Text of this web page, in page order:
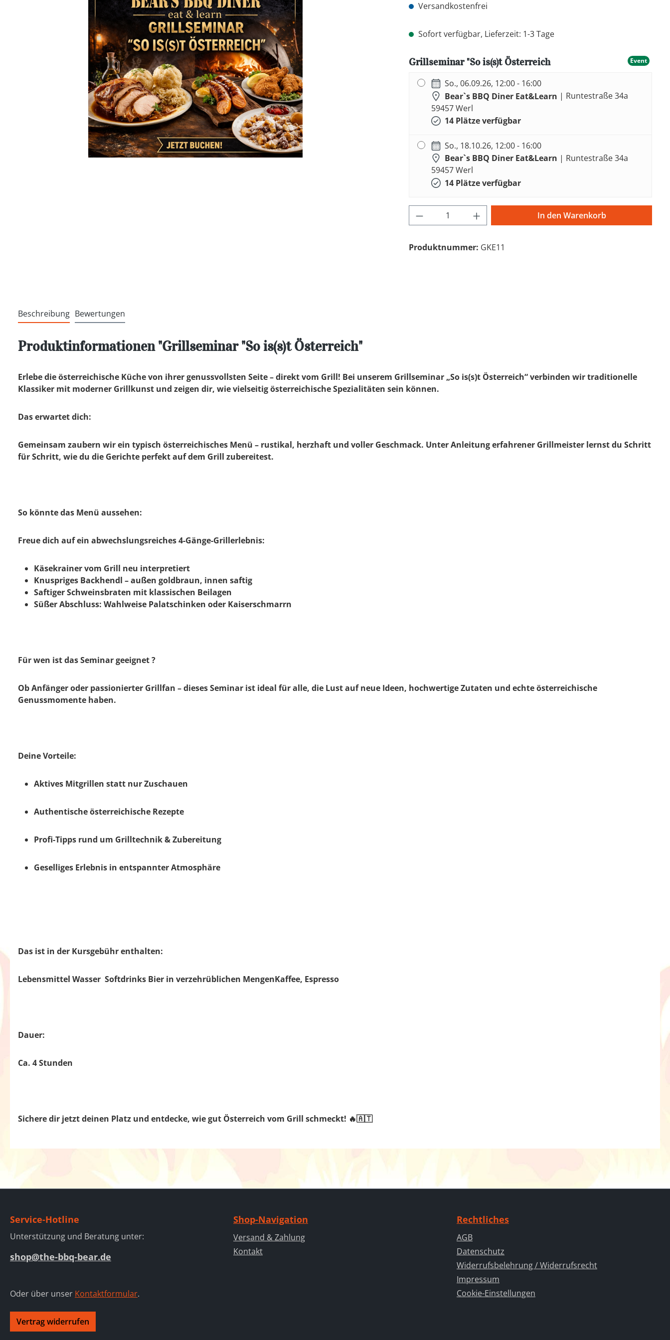
Versandkostenfrei
Sofort verfügbar, Lieferzeit: 1-3 Tage
Grillseminar "So is(s)t Österreich Event
So., 06.09.26, 12:00 - 16:00
Bear`s BBQ Diner Eat&Learn | Runtestraße 34a
59457 Werl
14 Plätze verfügbar
So., 18.10.26, 12:00 - 16:00
Bear`s BBQ Diner Eat&Learn | Runtestraße 34a
59457 Werl
14 Plätze verfügbar
Produkt Anzahl: Gib den gewünschten Wert
In den Warenkorb
Produktnummer: GKE11
Beschreibung Bewertungen
Produktinformationen "Grillseminar "So is(s)t Österreich"
Erlebe die österreichische Küche von ihrer genussvollsten Seite – direkt vom Grill! Bei unserem Grillseminar „So is(s)t Österreich“ verbinden wir traditionelle
Klassiker mit moderner Grillkunst und zeigen dir, wie vielseitig österreichische Spezialitäten sein können.
Das erwartet dich:
Gemeinsam zaubern wir ein typisch österreichisches Menü – rustikal, herzhaft und voller Geschmack. Unter Anleitung erfahrener Grillmeister lernst du Schritt
für Schritt, wie du die Gerichte perfekt auf dem Grill zubereitest.
So könnte das Menü aussehen:
Freue dich auf ein abwechslungsreiches 4-Gänge-Grillerlebnis:
Käsekrainer vom Grill neu interpretiert
Knuspriges Backhendl – außen goldbraun, innen saftig
Saftiger Schweinsbraten mit klassischen Beilagen
Süßer Abschluss: Wahlweise Palatschinken oder Kaiserschmarrn
Für wen ist das Seminar geeignet ?
Ob Anfänger oder passionierter Grillfan – dieses Seminar ist ideal für alle, die Lust auf neue Ideen, hochwertige Zutaten und echte österreichische
Genussmomente haben.
Deine Vorteile:
Aktives Mitgrillen statt nur Zuschauen
Authentische österreichische Rezepte
Profi-Tipps rund um Grilltechnik & Zubereitung
Geselliges Erlebnis in entspannter Atmosphäre
Das ist in der Kursgebühr enthalten:
Lebensmittel Wasser Softdrinks Bier in verzehrüblichen MengenKaffee, Espresso
Dauer:
Ca. 4 Stunden
Sichere dir jetzt deinen Platz und entdecke, wie gut Österreich vom Grill schmeckt! 🔥🇦🇹
Service-Hotline
Unterstützung und Beratung unter:
shop@the-bbq-bear.de
Oder über unser Kontaktformular.
Vertrag widerrufen
Shop-Navigation
Versand & Zahlung
Kontakt
Rechtliches
AGB
Datenschutz
Widerrufsbelehrung / Widerrufsrecht
Impressum
Cookie-Einstellungen